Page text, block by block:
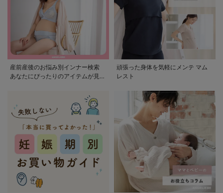
産前産後のお悩み別インナー検索
あなたにぴったりのアイテムが見つ
頑張った身体を気軽にメンテ マム
レスト